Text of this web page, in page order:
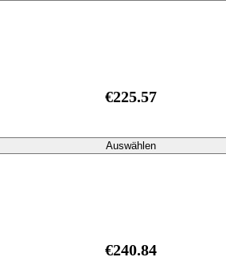
€225.57
Auswählen
€240.84